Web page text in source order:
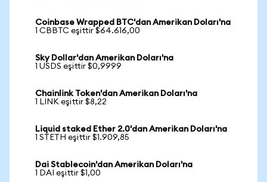
Coinbase Wrapped BTC'dan Amerikan Doları'na
1 CBBTC eşittir $64.616,00
Sky Dollar'dan Amerikan Doları'na
1 USDS eşittir $0,9999
Chainlink Token'dan Amerikan Doları'na
1 LINK eşittir $8,22
Liquid staked Ether 2.0'dan Amerikan Doları'na
1 STETH eşittir $1.909,85
Dai Stablecoin'dan Amerikan Doları'na
1 DAI eşittir $1,00